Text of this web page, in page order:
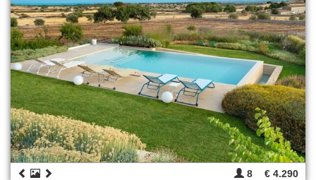
8 € 4.290